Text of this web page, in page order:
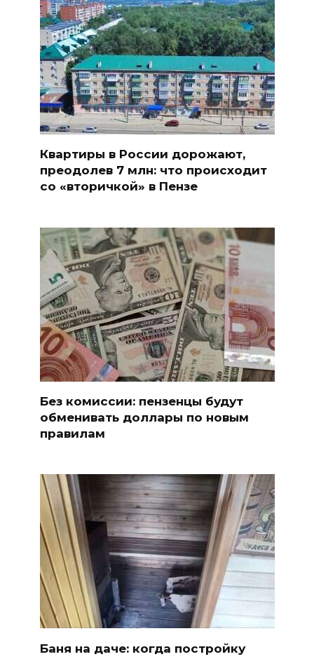
Квартиры в России дорожают,
преодолев 7 млн: что происходит
со «вторичкой» в Пензе
Без комиссии: пензенцы будут
обменивать доллары по новым
правилам
Баня на даче: когда постройку